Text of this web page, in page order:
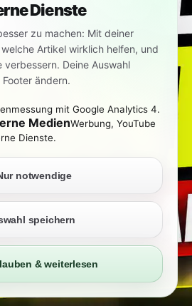
Dienste
zu machen: Mit deiner
Artikel wirklich helfen, und
verbessern. Deine Auswahl
ändern.
mit Google Analytics 4.
MedienWerbung, YouTube
Dienste.
notwendige
speichern
& weiterlesen